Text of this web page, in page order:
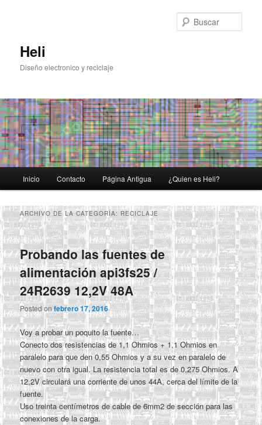
Heli
Diseño electronico y reciclaje
principal
Inicio Contacto Página Antigua ¿Quien es Heli?
ARCHIVO DE LA CATEGORÍA:RECICLAJE
Probando las fuentes de
alimentación api3fs25 /
24R2639 12,2V 48A
Posted onfebrero 17, 2016
Voy a probar un poquito la fuente…
Conecto dos resistencias de 1,1 Ohmios + 1,1 Ohmios en
paralelo para que den 0,55 Ohmios y a su vez en paralelo de
nuevo con otra igual. La resistencia total es de 0,275 Ohmios. A
12,2V circulará una corriente de unos 44A, cerca del límite de la
fuente.
Uso treinta centímetros de cable de 6mm2 de sección para las
conexiones de la carga.